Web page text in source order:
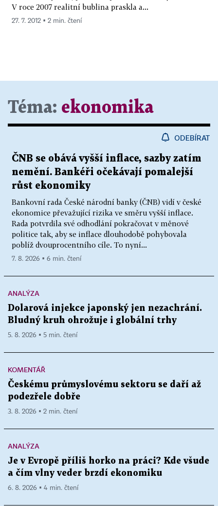
V roce 2007 realitní bublina praskla a...
27. 7. 2012 ▪ 2 min. čtení
Téma: ekonomika
ODEBÍRAT
ČNB se obává vyšší inflace, sazby zatím
nemění. Bankéři očekávají pomalejší
růst ekonomiky
Bankovní rada České národní banky (ČNB) vidí v české
ekonomice převažující rizika ve směru vyšší inflace.
Rada potvrdila své odhodlání pokračovat v měnové
politice tak, aby se inflace dlouhodobě pohybovala
poblíž dvouprocentního cíle. To nyní...
7. 8. 2026 ▪ 6 min. čtení
ANALÝZA
Dolarová injekce japonský jen nezachrání.
Bludný kruh ohrožuje i globální trhy
5. 8. 2026 ▪ 5 min. čtení
KOMENTÁŘ
Českému průmyslovému sektoru se daří až
podezřele dobře
3. 8. 2026 ▪ 2 min. čtení
ANALÝZA
Je v Evropě příliš horko na práci? Kde všude
a čím vlny veder brzdí ekonomiku
6. 8. 2026 ▪ 4 min. čtení